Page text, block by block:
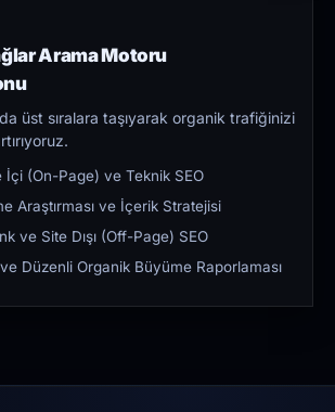
Arama Motoru
üst sıralara taşıyarak organik trafiğinizi
İçi (On-Page) ve Teknik SEO
Araştırması ve İçerik Stratejisi
ve Site Dışı (Off-Page) SEO
Düzenli Organik Büyüme Raporlaması